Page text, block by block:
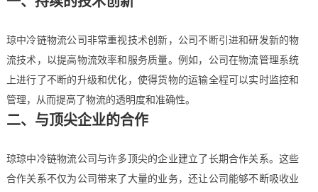
琼中冷链物流公司非常重视技术创新，公司不断引进和研发新的物
流技术，以提高物流效率和服务质量。例如，公司在物流管理系统
上进行了不断的升级和优化，使得货物的运输全程可以实时监控和
管理，从而提高了物流的透明度和准确性。
二、与顶尖企业的合作
琼琼中冷链物流公司与许多顶尖的企业建立了长期合作关系。这些
合作关系不仅为公司带来了大量的业务，还让公司能够不断吸收业